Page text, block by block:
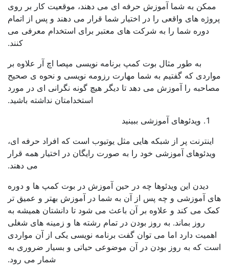
به شما آموزش حرفه ای می دهند، موقعیت کار بر روی
های واقعی را در اختیار شما قرار می دهند و پس از اتمام
شما را به شرکت های معتبر برای استخدام معرفی می
به طور مثال بوت کمپ برنامه نویسی مپصا اچ آر علاوه بر
که گفتیم به شما مهارت رزومه نویسی و نحوه ی صحیح
را آموزش می دهد تا دیگر هیچ گونه نگرانی ای در مورد
استخدامتان نداشته باشید.
ویدئوهای آموزشی ببینید
پر از شبکه هایی مثل یوتیوب است که افراد حرفه ای،
آموزشی خود را به صورت رایگان در اختیار همه قرار
می دهند.
این ویدئوها چه در حین آموزش در بوت کمپ ها و دوره
و چه پس از آن به شما در آموزش بهتر و عمیق تر
کند و علاوه بر آن باعث می شود تا دانشتان همیشه به
روز بماند. به روز بودن در تمام رشته ها و زمینه های شغلی
دارد اما می توان گفت برنامه نویسی یکی از آن مواردی
به روز بودن در آن موضوعی حیاتی و بسیار ضروری به
شمار می رود.